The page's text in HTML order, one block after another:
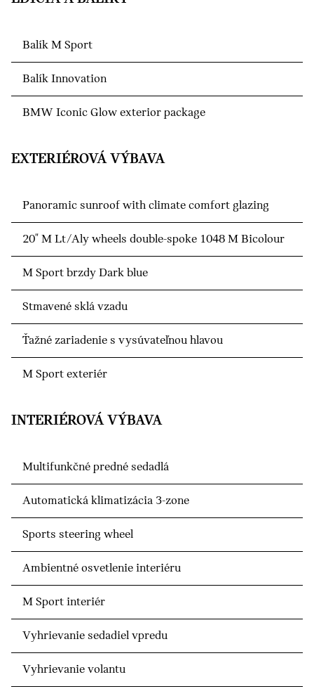
Balík M Sport
Balík Innovation
BMW Iconic Glow exterior package
EXTERIÉROVÁ VÝBAVA
Panoramic sunroof with climate comfort glazing
20" M Lt/Aly wheels double-spoke 1048 M Bicolour
M Sport brzdy Dark blue
Stmavené sklá vzadu
Ťažné zariadenie s vysúvateľnou hlavou
M Sport exteriér
INTERIÉROVÁ VÝBAVA
Multifunkčné predné sedadlá
Automatická klimatizácia 3-zone
Sports steering wheel
Ambientné osvetlenie interiéru
M Sport interiér
Vyhrievanie sedadiel vpredu
Vyhrievanie volantu